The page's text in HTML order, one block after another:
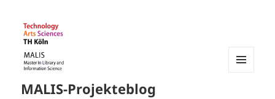
MALIS-Projekteblog